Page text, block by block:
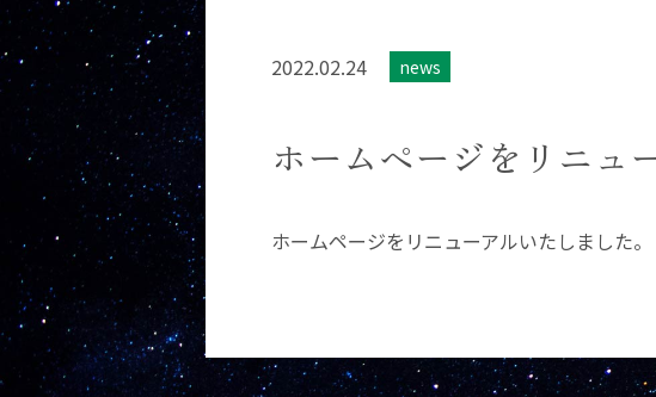
2022.02.24 news
ホームページをリニュ
ホームページをリニューアルいたしました。